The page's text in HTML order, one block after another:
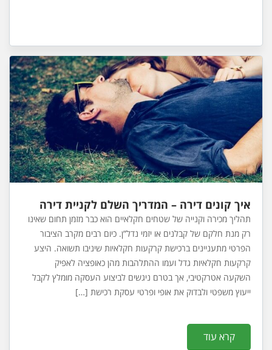
איך קונים דירה – המדריך השלם לקניית דירה
תהליך מכירה וקנייה של שטחים חקלאיים הוא כבר מזמן תחום שאינו
רק מנת חלקם של קבלנים או יזמי נדל”ן. כיום רבים מקרב הציבור
הפרטי מתעניינים ברכישת קרקעות חקלאיות שיניבו תשואה. היצע
קרקעות חקלאיות גדל ועמו ההתלהבות מהן כאופציה לאפיק
השקעה אטרקטיבי, אך בטרם ניגשים לביצוע העסקה מומלץ לקבל
ייעוץ משפטי ולבדוק את אופי ופרטי עסקת רכישת […]
קרא עוד